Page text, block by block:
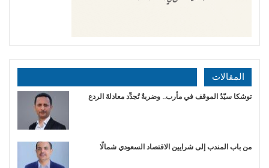
المقالات
توشكا سيّدُ الموقف في مأرب.. وضربةٌ تُجدِّد معادلةَ الردع
من باب المندب إلى شرايين الاقتصاد السعودي شمالًا